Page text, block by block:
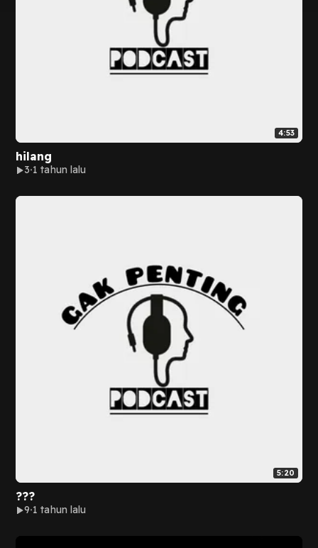
4:53
hilang
3 1 tahun lalu
5:20
???
9 1 tahun lalu